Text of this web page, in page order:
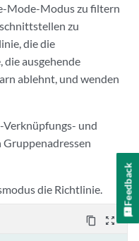
Mode-Modus zu filtern
zu
die die
die ausgehende
ablehnt, und wenden
Verknüpfungs- und
die Richtlinie.
content_copy zoom_out_map
Feedback